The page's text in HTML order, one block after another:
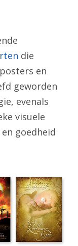
die
en
geworden
evenals
visuele
goedheid